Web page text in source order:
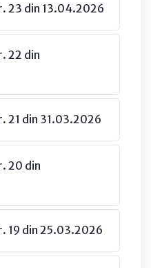
23 din 13.04.2026
22 din
21 din 31.03.2026
20 din
19 din 25.03.2026